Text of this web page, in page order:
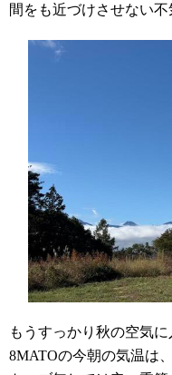
間をも近づけさせない不
もうすっかり秋の空気
8MATOの今朝の気温は